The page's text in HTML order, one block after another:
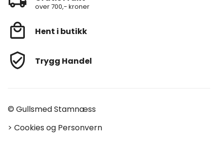
over 700,- kroner
Hent i butikk
Trygg Handel
© Gullsmed Stamnæss
> Cookies og Personvern